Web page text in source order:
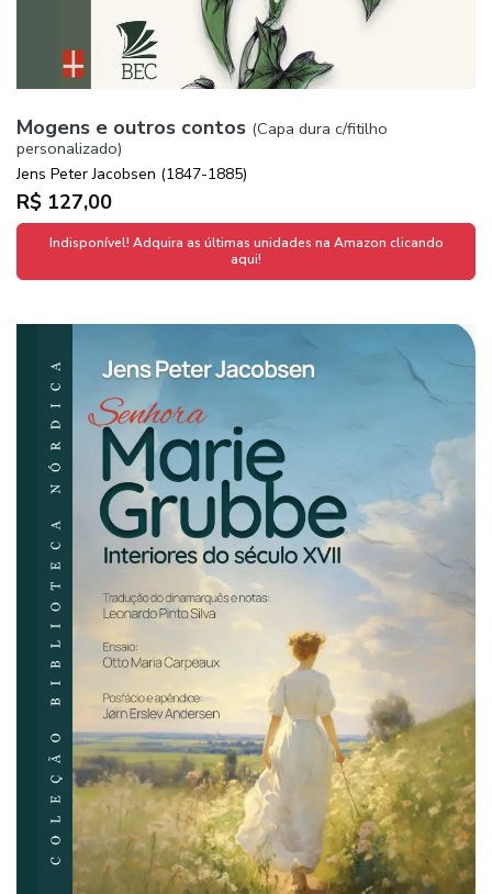
Mogens e outros contos (Capa dura c/fitilho
personalizado)
Jens Peter Jacobsen (1847-1885)
R$ 127,00
Indisponível! Adquira as últimas unidades na Amazon clicando
aqui!